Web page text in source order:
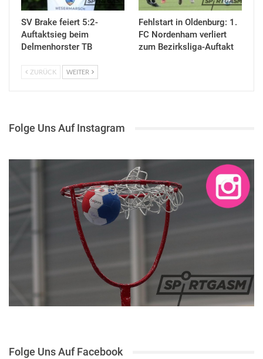
SV Brake feiert 5:2-
Auftaktsieg beim
Delmenhorster TB
Fehlstart in Oldenburg: 1.
FC Nordenham verliert
zum Bezirksliga-Auftakt
ZURÜCK WEITER
Folge Uns Auf Instagram
Folge Uns Auf Facebook